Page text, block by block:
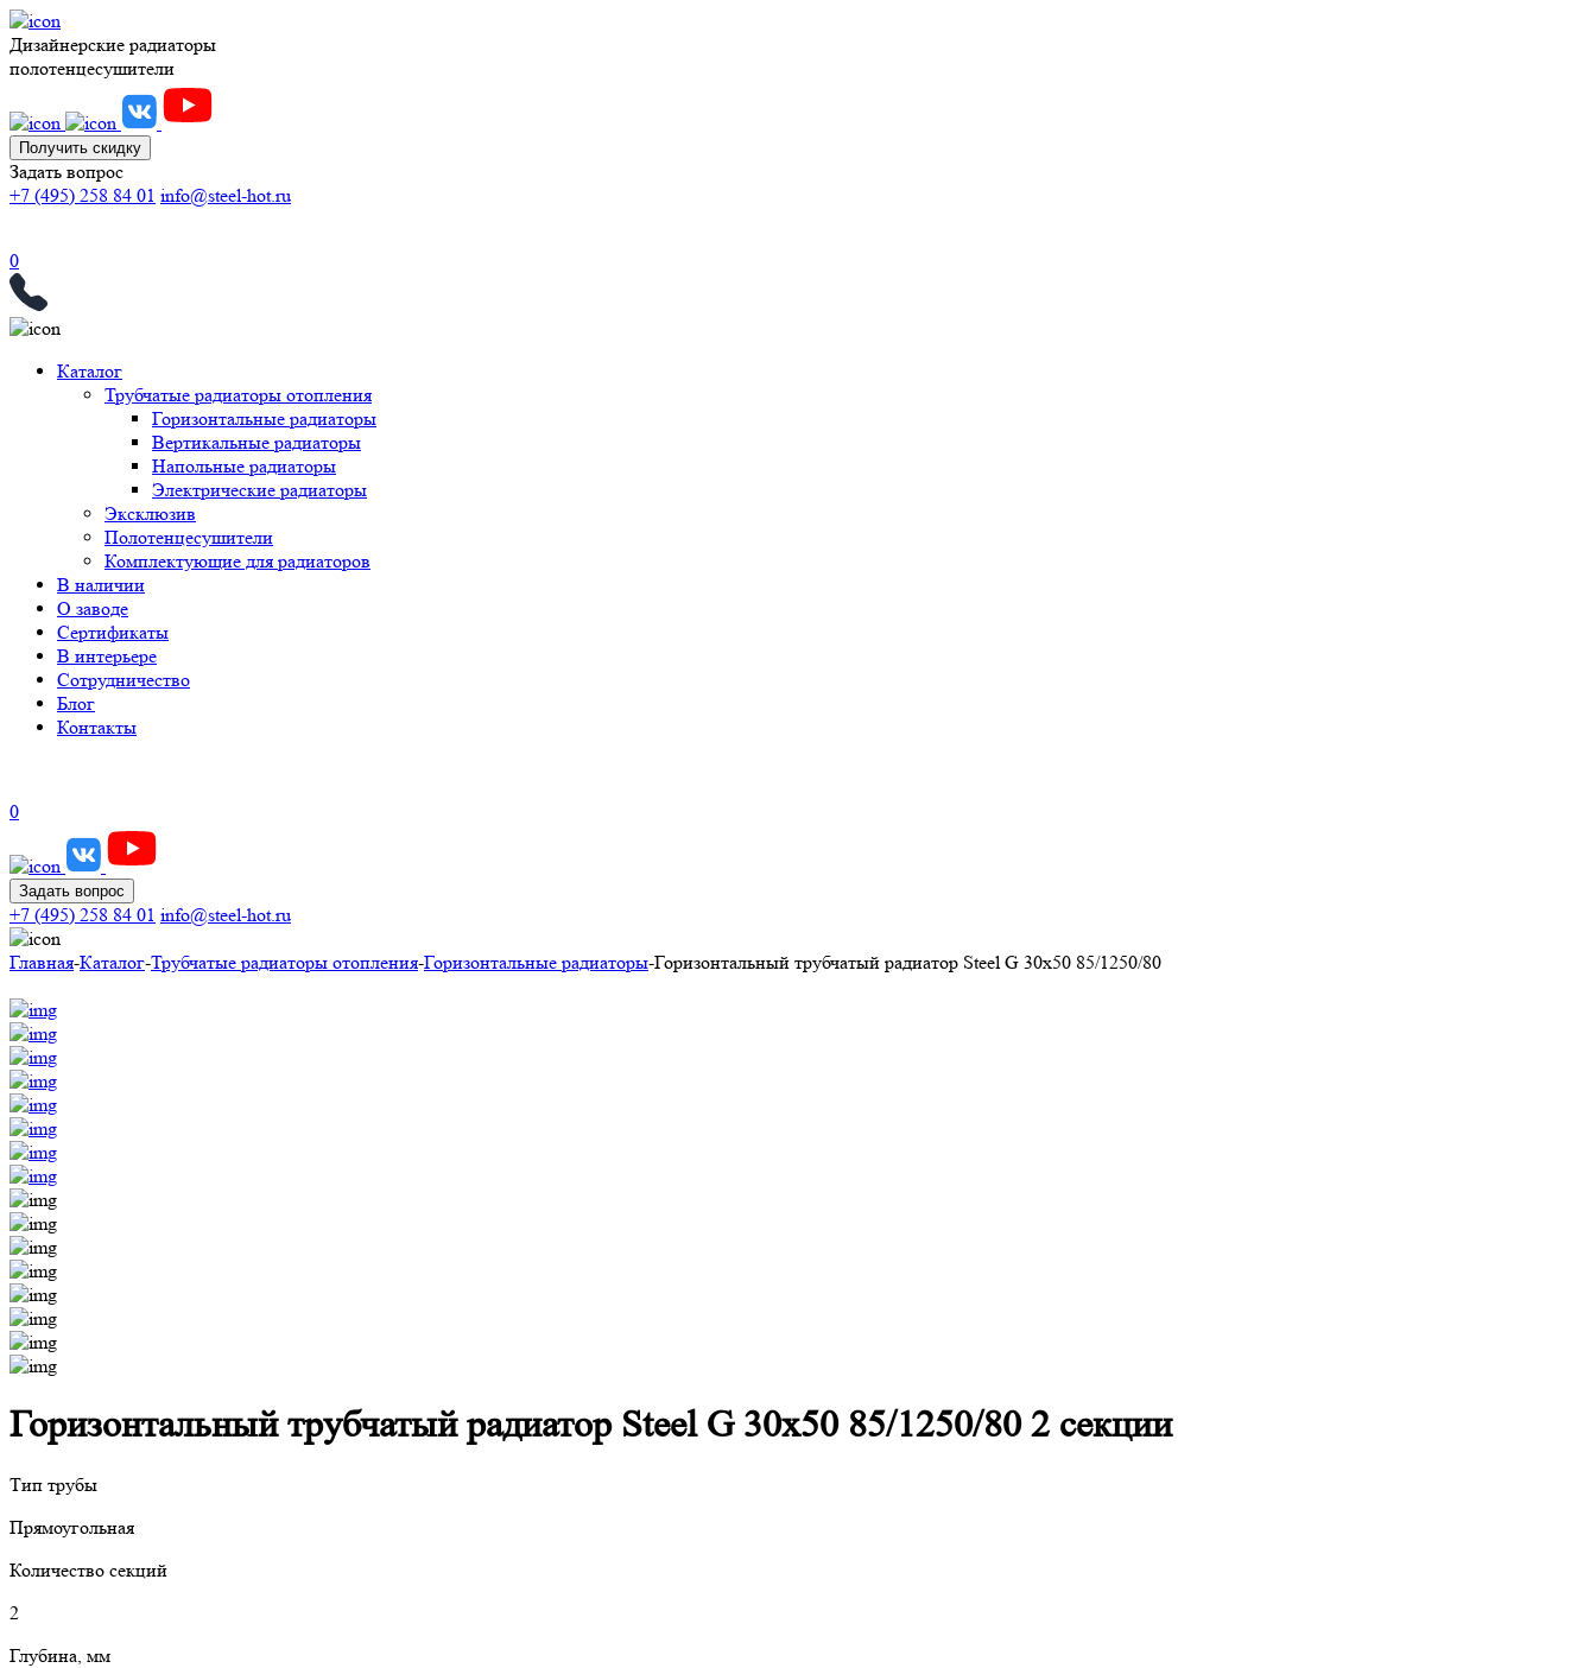
Дизайнерские радиаторы
полотенцесушители
Получить скидку
Задать вопрос
+7 (495) 258 84 01 info@steel-hot.ru
0
Каталог
Трубчатые радиаторы отопления
Горизонтальные радиаторы
Вертикальные радиаторы
Напольные радиаторы
Электрические радиаторы
Эксклюзив
Полотенцесушители
Комплектующие для радиаторов
В наличии
О заводе
Сертификаты
В интерьере
Сотрудничество
Блог
Контакты
0
Задать вопрос
+7 (495) 258 84 01 info@steel-hot.ru
Главная-Каталог-Трубчатые радиаторы отопления-Горизонтальные радиаторы-Горизонтальный трубчатый радиатор Steel G 30х50 85/1250/80
Горизонтальный трубчатый радиатор Steel G 30х50 85/1250/80 2 секции
Тип трубы
Прямоугольная
Количество секций
2
Глубина, мм